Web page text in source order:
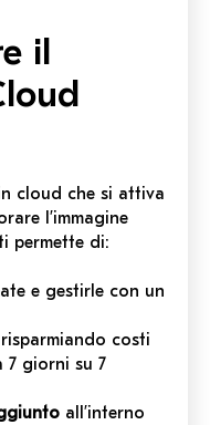
il
cloud che si attiva
l’immagine
permette di:
e gestirle con un
costi
7 giorni su 7
all’interno